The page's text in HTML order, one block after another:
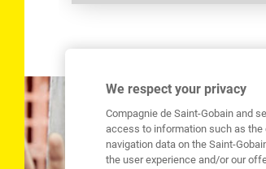
We respect your privacy
Compagnie de Saint-Gobain and
access to information such as the
navigation data on the Saint-
the user experience and/or our